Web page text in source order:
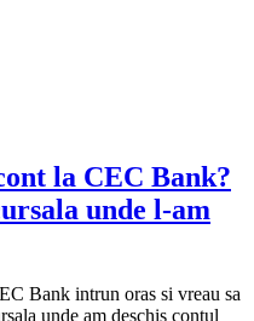
la CEC Bank?
unde l-am
Bank intrun oras si vreau sa
unde am deschis contul